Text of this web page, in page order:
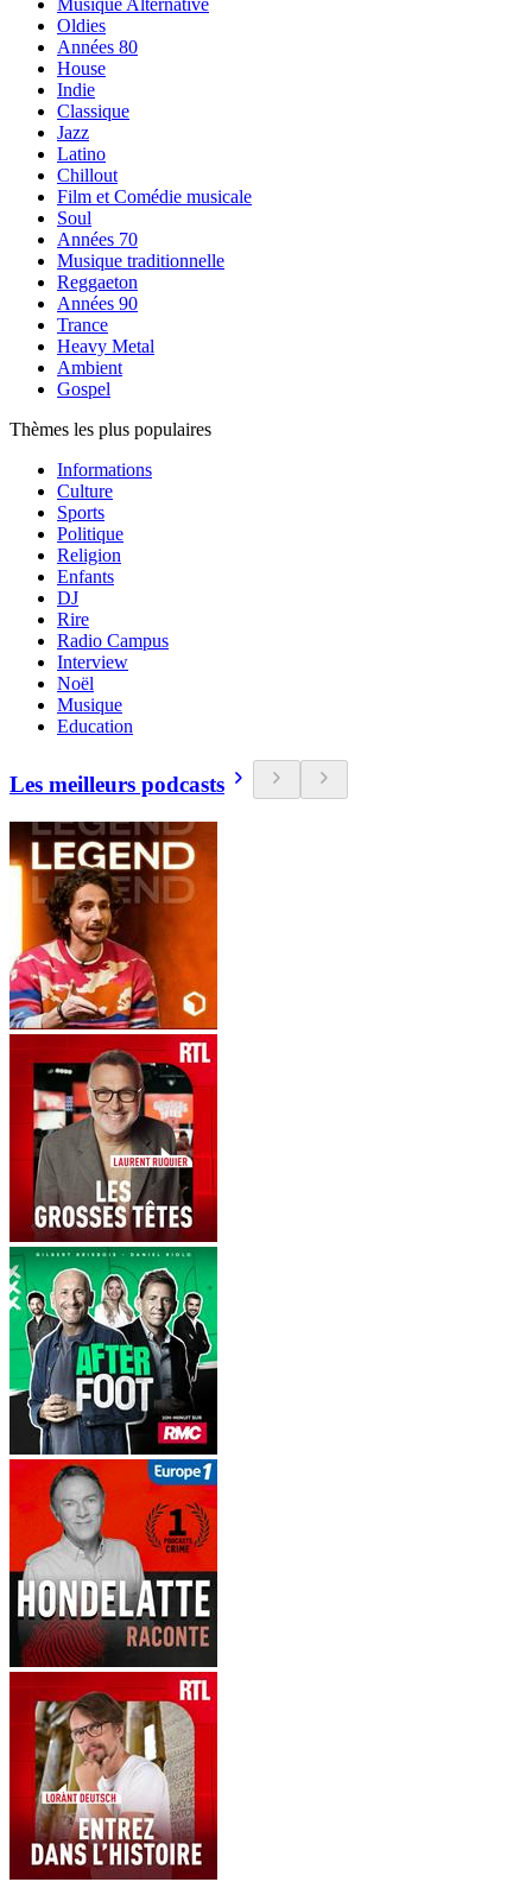
Musique Alternative
Oldies
Années 80
House
Indie
Classique
Jazz
Latino
Chillout
Film et Comédie musicale
Soul
Années 70
Musique traditionnelle
Reggaeton
Années 90
Trance
Heavy Metal
Ambient
Gospel
Thèmes les plus populaires
Informations
Culture
Sports
Politique
Religion
Enfants
DJ
Rire
Radio Campus
Interview
Noël
Musique
Education
Les meilleurs podcasts